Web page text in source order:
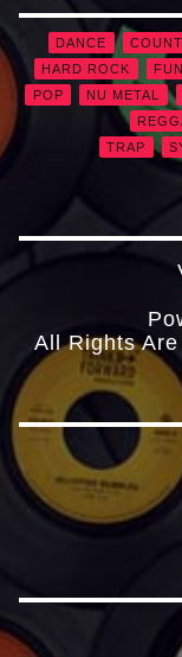
DANCE
HARD ROCK
NU METAL
POP
TRAP
All Rights